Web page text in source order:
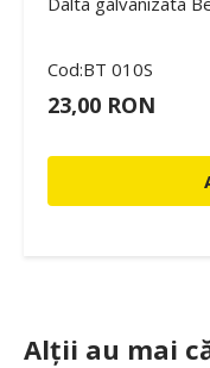
Cod:BT 010S
23,00 RON
Alții au mai